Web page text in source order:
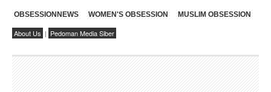
OBSESSIONNEWS WOMEN'S OBSESSION MUSLIM OBSESSION
About Us | Pedoman Media Siber